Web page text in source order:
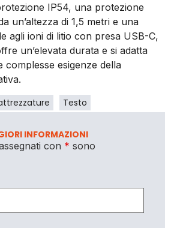
IP54, una protezione
un’altezza di 1,5 metri e una
agli ioni di litio con presa USB-C,
un’elevata durata e si adatta
complesse esigenze della
Testo
INFORMAZIONI
con * sono